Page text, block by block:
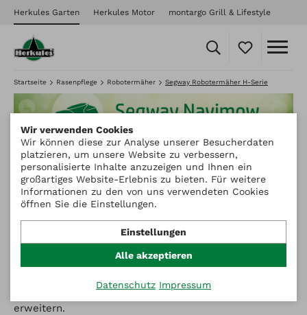
Herkules Garten Herkules Motor montargo Grill & Lifestyle
Startseite Rasenpflege Robotermäher Segway Robotermäher H-Serie
Segway revolutioniert das Mähen und die sonst oft
aufwendige Installation von Mährobotern. Im Gegensatz
zu den meisten handelsüblichen Mähern benötigt
der Navimow keine Begrenzungskabel und er mäht den
Rasen systematisch, anstatt ihn nach dem
Zufallsprinzip zu bearbeiten. Das erhöht die Effizienz
und trägt zu einem immer perfekt gepflegten Rasen
bei. Wir haben hart daran gearbeitet, eine
intelligentere, komfortablere Welt zu schaffen und die
Grenzen des täglichen Lebens durch Technologie zu
erweitern.
Wir verwenden Cookies
Wir können diese zur Analyse unserer Besucherdaten
platzieren, um unsere Website zu verbessern,
personalisierte Inhalte anzuzeigen und Ihnen ein
großartiges Website-Erlebnis zu bieten. Für weitere
Informationen zu den von uns verwendeten Cookies
öffnen Sie die Einstellungen.
Einstellungen
Alle akzeptieren
Datenschutz Impressum